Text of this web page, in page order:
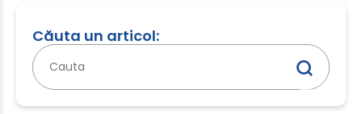
Căuta un articol:
Caută
după: